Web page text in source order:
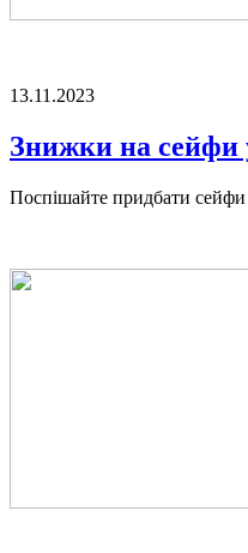
13.11.2023
Знижки на
Поспішайте придбати